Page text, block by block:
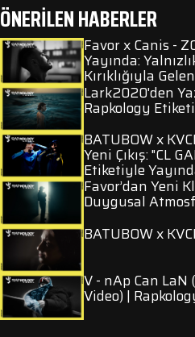
ÖNERİLEN HABERLER
Favor x Canis -
Yayında:
Kırıklığıyla
Lark2020'den
Rapkology
BATUBOW x
Yeni Çıkış: "CL
Etiketiyle
Favor’dan Yeni
Duygusal
BATUBOW x
V - nAp Can
Video) |